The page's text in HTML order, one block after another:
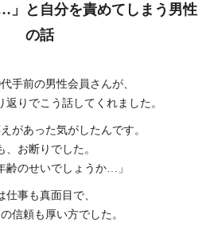
」と自分を責めてしまう男性
の話
手前の男性会員さんが、
返りでこう話してくれました。
があった気がしたんです。
、お断りでした。
齢のせいでしょうか…」
仕事も真面目で、
信頼も厚い方でした。